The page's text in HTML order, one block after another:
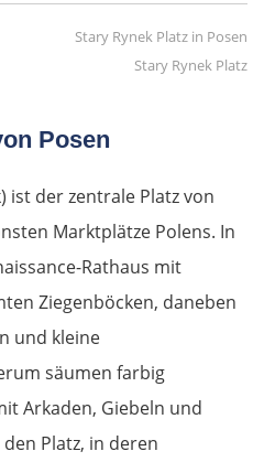
Stary Rynek Platz
Posen
ist der zentrale Platz von
Marktplätze Polens. In
Rathaus mit
Ziegenböcken, daneben
und kleine
säumen farbig
Arkaden, Giebeln und
Platz, in deren